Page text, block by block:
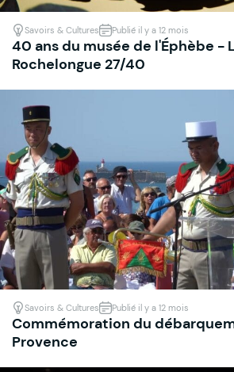
Savoirs & Cultures Publié il y a 12 mois
40 ans du musée de l'Éphèbe -
Rochelongue 27/40
Savoirs & Cultures Publié il y a 12 mois
Commémoration du
Provence